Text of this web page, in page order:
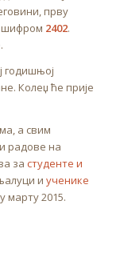
прву
шифром 2402.
годишњој
Колеџ ће прије
а свим
радове на
за студенте и
и ученике
марту 2015.